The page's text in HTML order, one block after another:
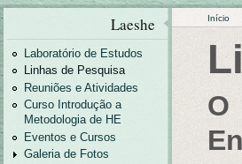
Início
Laeshe
Laboratório de Estudos
Linhas de Pesquisa
Reuniões e Atividades
Curso Introdução a
Metodologia de HE
Eventos e Cursos
Galeria de Fotos